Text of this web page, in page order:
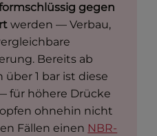
gegen
werden — Verbau,
Bereits ab
1 bar ist diese
für höhere Drücke
ohnehin nicht
Fällen einen NBR-